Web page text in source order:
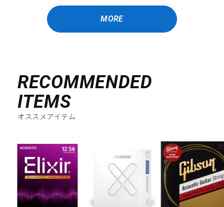
MORE
RECOMMENDED
ITEMS
オススメアイテム